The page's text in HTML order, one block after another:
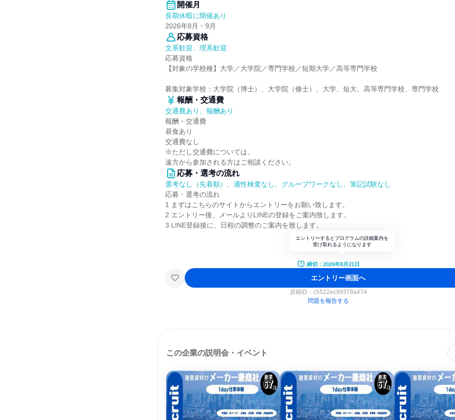
開催月
長期休暇に開催あり
2026年8月・9月
応募資格
文系歓迎、理系歓迎
応募資格
【対象の学校種】大学／大学院／専門学校／短期大学／高等専門学校
募集対象学校：大学院（博士）、大学院（修士）、大学、短大、高等専門学校、専門学校
報酬・交通費
交通費あり、報酬あり
報酬・交通費
昼食あり
交通費なし
※ただし交通費については、
遠方から参加される方はご相談ください。
応募・選考の流れ
選考なし（先着順）、適性検査なし、グループワークなし、筆記試験なし
応募・選考の流れ
1 まずはこちらのサイトからエントリーをお願い致します。
2 エントリー後、メールよりLINEの登録をご案内致します。
3 LINE登録後に、日程の調整のご案内を致します。
エントリーするとプログラムの詳細案内を
受け取れるようになります
締切：2026年8月21日
エントリー画面へ
原稿ID： c5522ec99378a474
問題を報告する
この企業の説明会・イベント